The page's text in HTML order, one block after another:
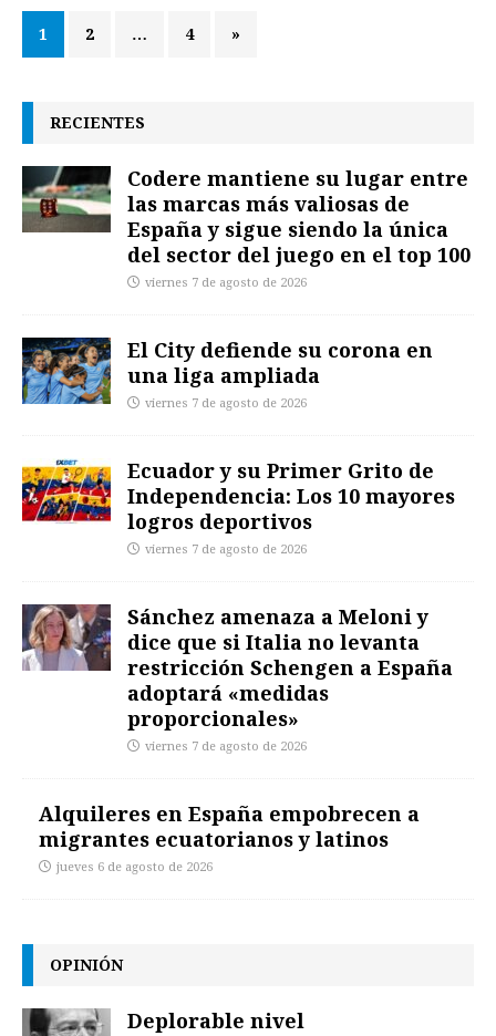
1 2 … 4 »
RECIENTES
Codere mantiene su lugar entre
las marcas más valiosas de
España y sigue siendo la única
del sector del juego en el top 100
viernes 7 de agosto de 2026
El City defiende su corona en
una liga ampliada
viernes 7 de agosto de 2026
Ecuador y su Primer Grito de
Independencia: Los 10 mayores
logros deportivos
viernes 7 de agosto de 2026
Sánchez amenaza a Meloni y
dice que si Italia no levanta
restricción Schengen a España
adoptará «medidas
proporcionales»
viernes 7 de agosto de 2026
Alquileres en España empobrecen a
migrantes ecuatorianos y latinos
jueves 6 de agosto de 2026
OPINIÓN
Deplorable nivel